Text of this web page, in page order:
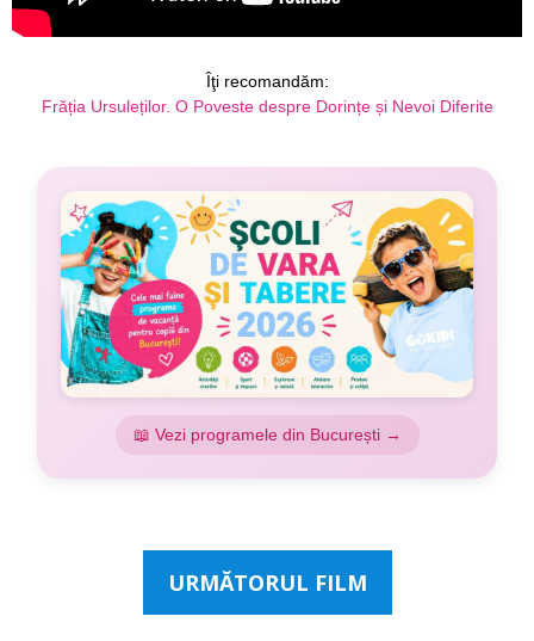
Îţi recomandăm:
Frăția Ursuleților. O Poveste despre Dorințe și Nevoi Diferite
📖 Vezi programele din București →
URMĂTORUL FILM